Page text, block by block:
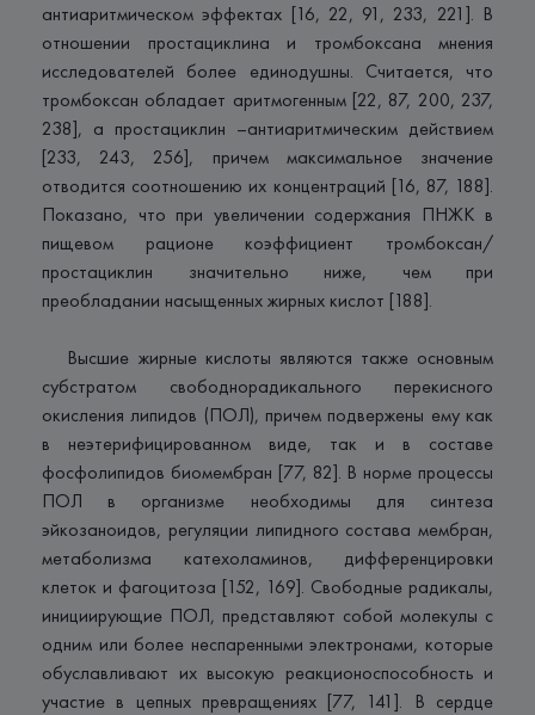
антиаритмическом эффектах [16, 22, 91, 233, 221]. В
отношении простациклина и тромбоксана мнения
исследователей более единодушны. Считается, что
тромбоксан обладает аритмогенным [22, 87, 200, 237,
238], а простациклин –антиаритмическим действием
[233, 243, 256], причем максимальное значение
отводится соотношению их концентраций [16, 87, 188].
Показано, что при увеличении содержания ПНЖК в
пищевом рационе коэффициент тромбоксан/
простациклин значительно ниже, чем при
преобладании насыщенных жирных кислот [188].
Высшие жирные кислоты являются также основным
субстратом свободнорадикального перекисного
окисления липидов (ПОЛ), причем подвержены ему как
в неэтерифицированном виде, так и в составе
фосфолипидов биомембран [77, 82]. В норме процессы
ПОЛ в организме необходимы для синтеза
эйкозаноидов, регуляции липидного состава мембран,
метаболизма катехоламинов, дифференцировки
клеток и фагоцитоза [152, 169]. Свободные радикалы,
инициирующие ПОЛ, представляют собой молекулы с
одним или более неспаренными электронами, которые
обуславливают их высокую реакционоспособность и
участие в цепных превращениях [77, 141]. В сердце